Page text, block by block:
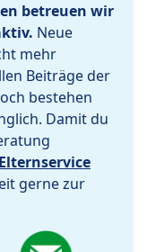
betreuen wir
Neue
mehr
Beiträge der
bestehen
Damit du
gerne zur